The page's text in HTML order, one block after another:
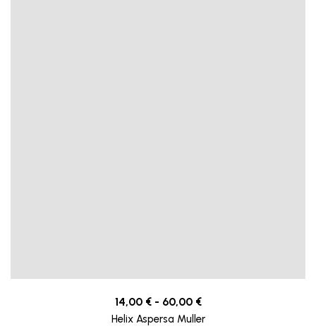
14,00 € - 60,00 €
Helix Aspersa Muller